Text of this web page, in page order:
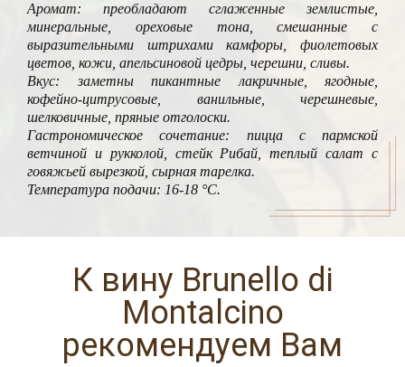
Аромат: преобладают сглаженные землистые,
минеральные, ореховые тона, смешанные с
выразительными штрихами камфоры, фиолетовых
цветов, кожи, апельсиновой цедры, черешни, сливы.
Вкус: заметны пикантные лакричные, ягодные,
кофейно-цитрусовые, ванильные, черешневые,
шелковичные, пряные отголоски.
Гастрономическое сочетание: пицца с пармской
ветчиной и рукколой, стейк Рибай, теплый салат с
говяжьей вырезкой, сырная тарелка.
Температура подачи: 16-18 °C.
К вину Brunello di
Montalcino
рекомендуем Вам